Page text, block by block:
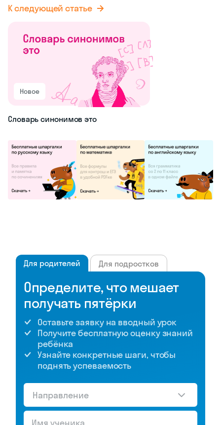
К следующей статье
Новое
Словарь синонимов это
Для родителей Для подростков
Определите, что мешает
получать пятёрки
Оставьте заявку на вводный урок
Получите бесплатную оценку знаний
ребёнка
Узнайте конкретные шаги, чтобы
поднять успеваемость
Направление